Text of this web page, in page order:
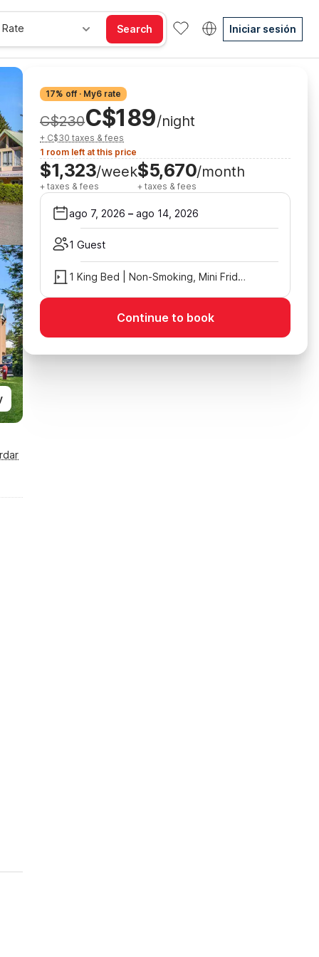
Search Iniciar sesión
17% off · My6 rate
C$230C$189/night
+ C$30 taxes & fees
1 room left at this price
$1,323/week
+ taxes & fees
$5,670/month
+ taxes & fees
ago 7, 2026 – ago 14, 2026
1 Guest
1 King Bed | Non-Smoking, Mini Fridge
Continue to book